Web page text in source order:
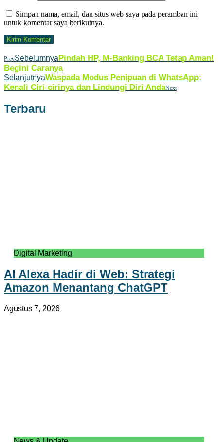
Simpan nama, email, dan situs web saya pada peramban ini
untuk komentar saya berikutnya.
PrevSebelumnyaPindah HP, M-Banking BCA Tetap Aman!
Begini Caranya
SelanjutnyaWaspada Modus Penipuan di WhatsApp:
Kenali Ciri-cirinya dan Lindungi Diri AndaNext
Terbaru
Digital Marketing
AI Alexa Hadir di Web: Strategi
Amazon Menantang ChatGPT
Agustus 7, 2026